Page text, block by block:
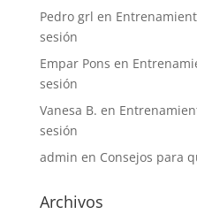
Pedro grl en
sesión
Empar Pons en
sesión
Vanesa B. en
sesión
admin en Consejos para
Archivos